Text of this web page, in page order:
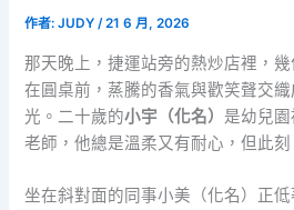
作者:JUDY/21 6 月, 2026
那天晚上，捷運站旁的熱炒店裡，
在圓桌前，蒸騰的香氣與歡笑聲交
光。二十歲的小宇（化名） 是幼兒
老師，他總是溫柔又有耐心，但此
坐在斜對面的同事小美（化名）正